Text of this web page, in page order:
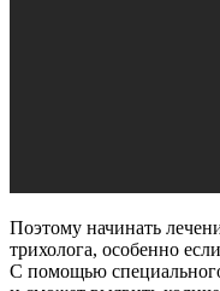
Поэтому начинать
трихолога, особенно
С помощью